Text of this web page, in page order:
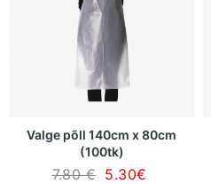
Valge põll 140cm x 80cm
(100tk)
7.80 € 5.30€